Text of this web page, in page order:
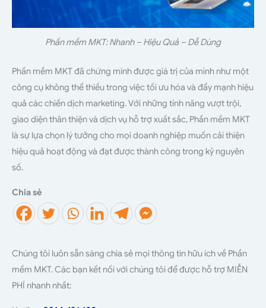
Phần mềm MKT: Nhanh – Hiệu Quả – Dễ Dùng
Phần mềm MKT đã chứng minh được giá trị của mình như một
công cụ không thể thiếu trong việc tối ưu hóa và đẩy mạnh hiệu
quả các chiến dịch marketing. Với những tính năng vượt trội,
giao diện thân thiện và dịch vụ hỗ trợ xuất sắc, Phần mềm MKT
là sự lựa chọn lý tưởng cho mọi doanh nghiệp muốn cải thiện
hiệu quả hoạt động và đạt được thành công trong kỷ nguyên
số.
Chia sẻ
Chúng tôi luôn sẵn sàng chia sẻ mọi thông tin hữu ích về Phần
mềm MKT. Các bạn kết nối với chúng tôi để được hỗ trợ MIỄN
PHÍ nhanh nhất: